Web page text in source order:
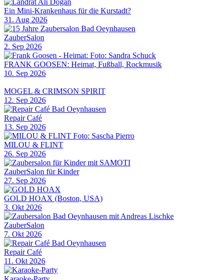
Ein Mini-Krankenhaus für die Kurstadt?
31. Aug 2026
ZauberSalon
2. Sep 2026
FRANK GOOSEN: Heimat, Fußball, Rockmusik
10. Sep 2026
MOGEL & CRIMSON SPIRIT
12. Sep 2026
Repair Café
13. Sep 2026
MILOU & FLINT
26. Sep 2026
ZauberSalon für Kinder
27. Sep 2026
GOLD HOAX (Boston, USA)
3. Okt 2026
ZauberSalon
7. Okt 2026
Repair Café
11. Okt 2026